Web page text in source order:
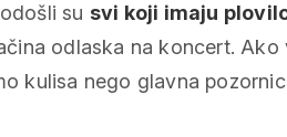
su svi koji imaju
odlaska na koncert.
kulisa nego glavna